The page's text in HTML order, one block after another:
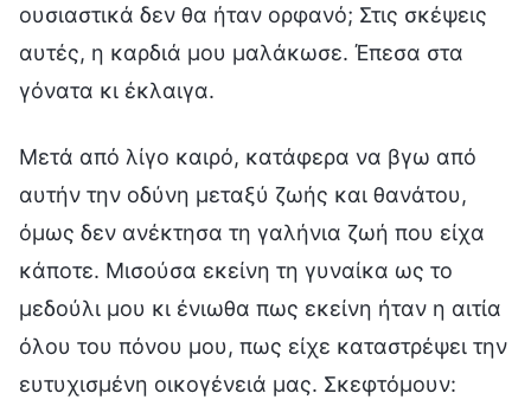
ουσιαστικά δεν θα ήταν ορφανό; Στις σκέψεις
αυτές, η καρδιά μου μαλάκωσε. Έπεσα στα
γόνατα κι έκλαιγα.
Μετά από λίγο καιρό, κατάφερα να βγω από
αυτήν την οδύνη μεταξύ ζωής και θανάτου,
όμως δεν ανέκτησα τη γαλήνια ζωή που είχα
κάποτε. Μισούσα εκείνη τη γυναίκα ως το
μεδούλι μου κι ένιωθα πως εκείνη ήταν η αιτία
όλου του πόνου μου, πως είχε καταστρέψει την
ευτυχισμένη οικογένειά μας. Σκεφτόμουν: